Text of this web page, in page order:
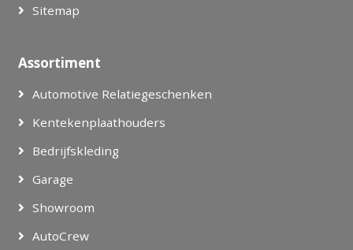
Sitemap
Assortiment
Automotive Relatiegeschenken
Kentekenplaathouders
Bedrijfskleding
Garage
Showroom
AutoCrew